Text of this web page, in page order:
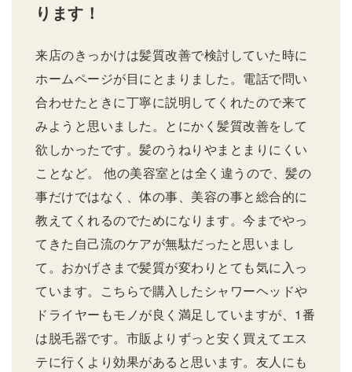
ります！
来店のきっかけは髪質改善で検討していた時に
ホームページが目にとまりました。電話で問い
合わせたときに丁寧に説明してくれたので来て
みようと思いました。とにかく髪質改善をして
欲しかったです。髪のうねりやまとまりにくい
ことなど。 他の美容室とは全く違うので、髪の
事だけではなく、体の事、美容の事と総合的に
教えてくれるのでためになります。今までやっ
てきた自己流のケアが無駄だったと思いまし
て。おかげさまで髪質が変わりとても気に入っ
ています。こちらで購入したシャワーヘッドや
ドライヤーもモノが良く満足していますが、1番
は脱毛器です。市販よりずっと安く買えてエス
テに行くより効果があると思います。友人にも